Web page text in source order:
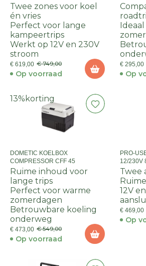
ZONE
Twee zones voor koel
én vries
Perfect voor lange
kampeertrips
Werkt op 12V en 230V
stroom
€ 619,00 € 749,00
Op voorraad
€ 295,00
Op
13% korting
DOMETIC KOELBOX
COMPRESSOR CFF 45
Ruime inhoud voor
lange trips
Perfect voor warme
zomerdagen
Betrouwbare koeling
onderweg
€ 473,00 € 549,00
Op voorraad
PRO-
12/230V
Twee
12V
€ 469,00
Op